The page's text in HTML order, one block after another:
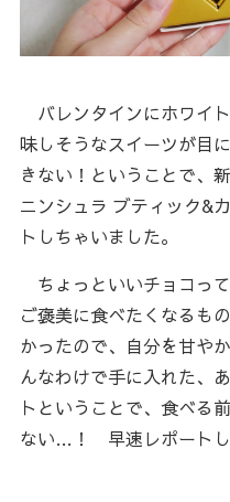
バレンタインにホワイ
味しそうなスイーツが目
きない！ということで、
ニンシュラ ブティック&
トしちゃいました。
ちょっといいチョコっ
ご褒美に食べたくなるも
かったので、自分を甘や
んなわけで手に入れた、
トということで、食べる
ない…！ 早速レポートし